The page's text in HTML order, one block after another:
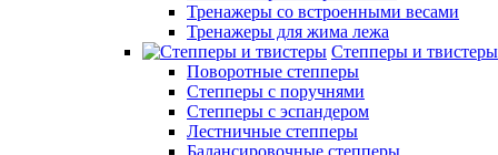
Тренажеры со встроенными весами
Тренажеры для жима лежа
Степперы и твистеры
Поворотные степперы
Степперы с поручнями
Степперы с эспандером
Лестничные степперы
Балансировочные степперы